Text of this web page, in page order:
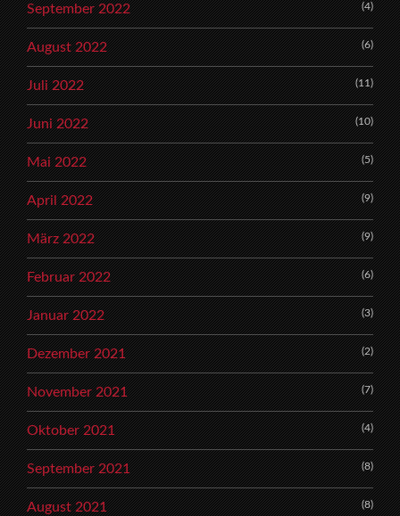
September 2022 (4)
August 2022 (6)
Juli 2022 (11)
Juni 2022 (10)
Mai 2022 (5)
April 2022 (9)
März 2022 (9)
Februar 2022 (6)
Januar 2022 (3)
Dezember 2021 (2)
November 2021 (7)
Oktober 2021 (4)
September 2021 (8)
August 2021 (8)